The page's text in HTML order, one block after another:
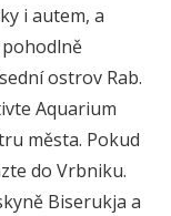
i autem, a
ostrov Rab.
Aquarium
města. Pokud
do Vrbniku.
Biserukja a